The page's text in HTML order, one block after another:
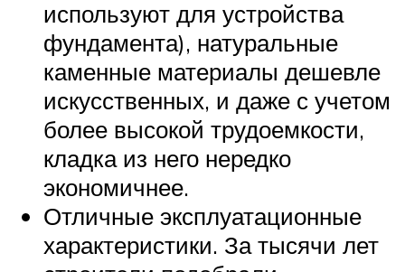
используют для устройства
фундамента), натуральные
каменные материалы дешевле
искусственных, и даже с учетом
более высокой трудоемкости,
кладка из него нередко
экономичнее.
Отличные эксплуатационные
характеристики. За тысячи лет